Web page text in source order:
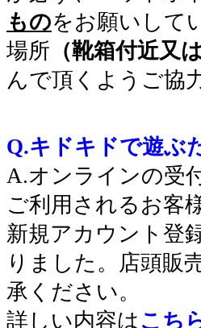
ものをお願いして
場所 （靴箱付近又
んで頂くようご協
Q.キドキドで遊ぶ
A.オンラインの受
ご利用されるお客
新規アカウント登
りました。店頭販
承ください。
詳しい内容は こち